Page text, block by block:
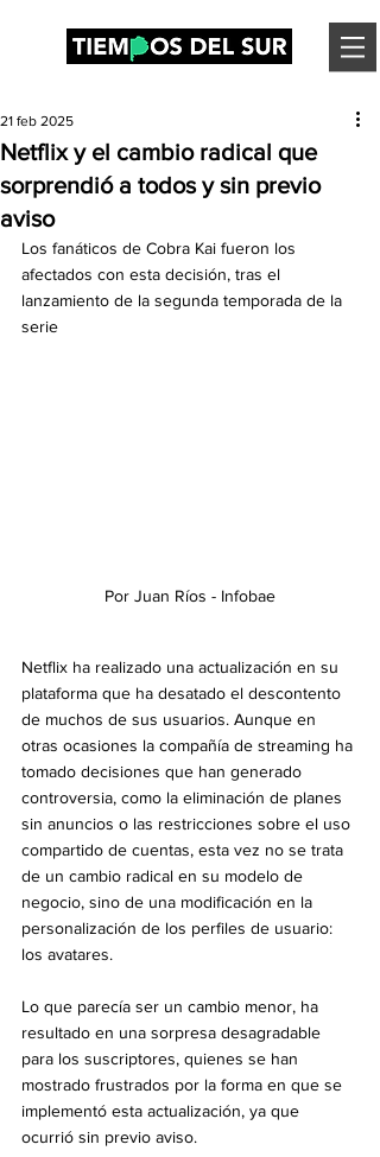
Netflix y el cambio radical que
sorprendió a todos y sin previo
aviso
21 feb 2025
Los fanáticos de Cobra Kai fueron los
afectados con esta decisión, tras el
lanzamiento de la segunda temporada de la
serie
Por Juan Ríos - Infobae
Netflix ha realizado una actualización en su
plataforma que ha desatado el descontento
de muchos de sus usuarios. Aunque en
otras ocasiones la compañía de streaming ha
tomado decisiones que han generado
controversia, como la eliminación de planes
sin anuncios o las restricciones sobre el uso
compartido de cuentas, esta vez no se trata
de un cambio radical en su modelo de
negocio, sino de una modificación en la
personalización de los perfiles de usuario:
los avatares.
Lo que parecía ser un cambio menor, ha
resultado en una sorpresa desagradable
para los suscriptores, quienes se han
mostrado frustrados por la forma en que se
implementó esta actualización, ya que
ocurrió sin previo aviso.